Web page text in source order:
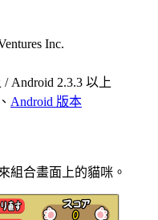
Inc.
/ Android 2.3.3 以上
、 Android 版本
組合畫面上的貓咪。